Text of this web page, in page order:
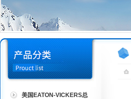
美国EATON-VICKERS总